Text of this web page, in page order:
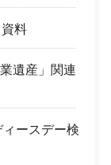
料
遺産」関連
ースデー検